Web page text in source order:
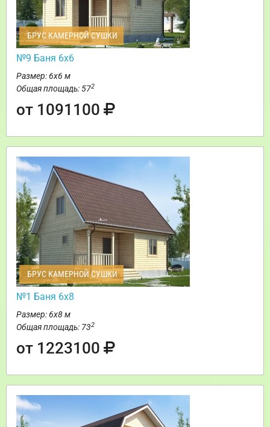
БРУС КАМЕРНОЙ СУШКИ
№9 Баня 6х6
Размер: 6х6 м
Общая площадь: 572
от 1091100
БРУС КАМЕРНОЙ СУШКИ
№1 Баня 6х8
Размер: 6х8 м
Общая площадь: 732
от 1223100